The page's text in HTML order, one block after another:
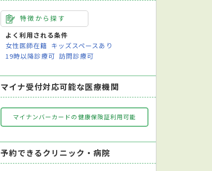
特徴から探す
よく利用される条件
女性医師在籍 キッズスペースあり
19時以降診療可 訪問診療可
マイナ受付対応可能な医療機関
マイナンバーカードの健康保険証利用可能
予約できるクリニック・病院